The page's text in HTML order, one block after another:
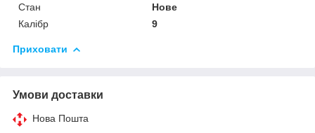
Стан
Нове
Калібр
9
Приховати
Умови доставки
Нова Пошта